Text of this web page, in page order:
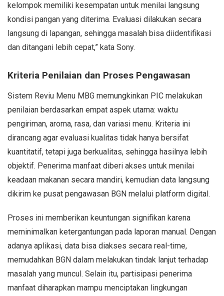
kelompok memiliki kesempatan untuk menilai langsung
kondisi pangan yang diterima. Evaluasi dilakukan secara
langsung di lapangan, sehingga masalah bisa diidentifikasi
dan ditangani lebih cepat,” kata Sony.
Kriteria Penilaian dan Proses Pengawasan
Sistem Reviu Menu MBG memungkinkan PIC melakukan
penilaian berdasarkan empat aspek utama: waktu
pengiriman, aroma, rasa, dan variasi menu. Kriteria ini
dirancang agar evaluasi kualitas tidak hanya bersifat
kuantitatif, tetapi juga berkualitas, sehingga hasilnya lebih
objektif. Penerima manfaat diberi akses untuk menilai
keadaan makanan secara mandiri, kemudian data langsung
dikirim ke pusat pengawasan BGN melalui platform digital.
Proses ini memberikan keuntungan signifikan karena
meminimalkan ketergantungan pada laporan manual. Dengan
adanya aplikasi, data bisa diakses secara real-time,
memudahkan BGN dalam melakukan tindak lanjut terhadap
masalah yang muncul. Selain itu, partisipasi penerima
manfaat diharapkan mampu menciptakan lingkungan